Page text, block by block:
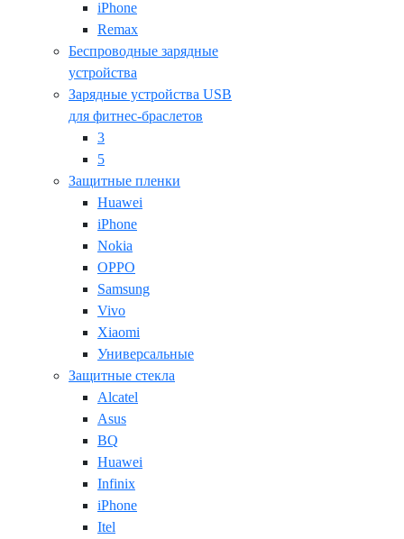
iPhone
Remax
Беспроводные зарядные
устройства
Зарядные устройства USB
для фитнес-браслетов
3
5
Защитные пленки
Huawei
iPhone
Nokia
OPPO
Samsung
Vivo
Xiaomi
Универсальные
Защитные стекла
Alcatel
Asus
BQ
Huawei
Infinix
iPhone
Itel